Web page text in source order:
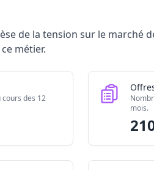
coordinateur /
de la tension sur le
métier.
des 12
mois.